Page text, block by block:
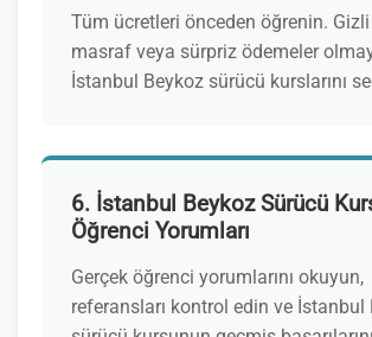
Tüm ücretleri önceden öğrenin.
masraf veya sürpriz ödemeler
İstanbul Beykoz sürücü kurslarını
6. İstanbul Beykoz Sürücü
Öğrenci Yorumları
Gerçek öğrenci yorumlarını okuyun,
referansları kontrol edin ve İstanbul